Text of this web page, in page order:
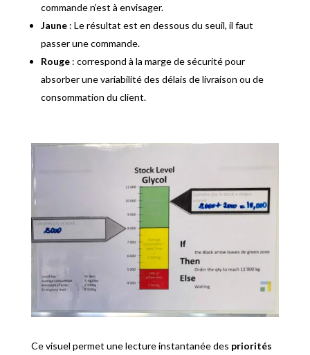
commande n’est à envisager.
Jaune: Le résultat est en dessous du seuil, il faut
passer une commande.
Rouge: correspond à la marge de sécurité pour
absorber une variabilité des délais de livraison ou de
consommation du client.
Ce visuel permet une lecture instantanée des priorités